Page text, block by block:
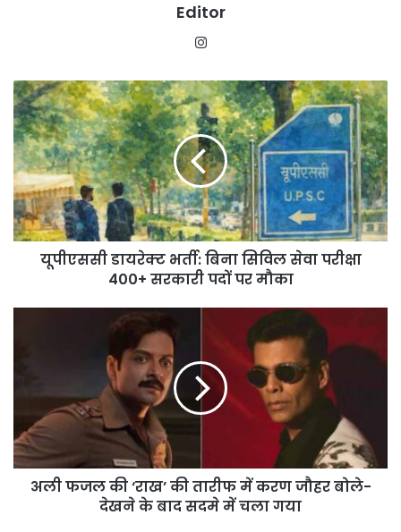
Editor
यूपीएससी
डायरेक्ट
भर्ती:
बिना
सिविल
सेवा
परीक्षा
400+
सरकारी
यूपीएससी डायरेक्ट भर्ती: बिना सिविल सेवा परीक्षा
400+ सरकारी पदों पर मौका
करण
जौहर
बोले-अली फजल की ‘राख’ की तारीफ में करण जौहर बोले-
देखने के बाद सदमे में चला गया